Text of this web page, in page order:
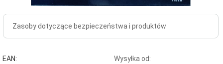
Zasoby dotyczące bezpieczeństwa i produktów
EAN:
Wysyłka od: